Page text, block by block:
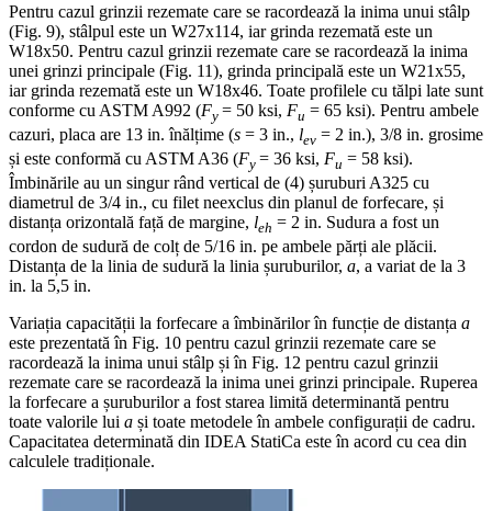
Pentru cazul grinzii rezemate care se racordează la inima unui stâlp
(Fig. 9), stâlpul este un W27x114, iar grinda rezemată este un
W18x50. Pentru cazul grinzii rezemate care se racordează la inima
unei grinzi principale (Fig. 11), grinda principală este un W21x55,
iar grinda rezemată este un W18x46. Toate profilele cu tălpi late sunt
conforme cu ASTM A992 (Fy = 50 ksi, Fu = 65 ksi). Pentru ambele
cazuri, placa are 13 in. înălțime (s = 3 in., lev = 2 in.), 3/8 in. grosime
și este conformă cu ASTM A36 (Fy = 36 ksi, Fu = 58 ksi).
Îmbinările au un singur rând vertical de (4) șuruburi A325 cu
diametrul de 3/4 in., cu filet neexclus din planul de forfecare, și
distanța orizontală față de margine, leh = 2 in. Sudura a fost un
cordon de sudură de colț de 5/16 in. pe ambele părți ale plăcii.
Distanța de la linia de sudură la linia șuruburilor, a, a variat de la 3
in. la 5,5 in.
Variația capacității la forfecare a îmbinărilor în funcție de distanța a
este prezentată în Fig. 10 pentru cazul grinzii rezemate care se
racordează la inima unui stâlp și în Fig. 12 pentru cazul grinzii
rezemate care se racordează la inima unei grinzi principale. Ruperea
la forfecare a șuruburilor a fost starea limită determinantă pentru
toate valorile lui a și toate metodele în ambele configurații de cadru.
Capacitatea determinată din IDEA StatiCa este în acord cu cea din
calculele tradiționale.